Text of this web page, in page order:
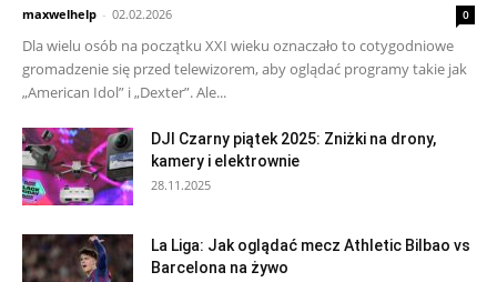
maxwelhelp - 02.02.2026 0
Dla wielu osób na początku XXI wieku oznaczało to cotygodniowe
gromadzenie się przed telewizorem, aby oglądać programy takie jak
„American Idol” i „Dexter”. Ale...
DJI Czarny piątek 2025: Zniżki na drony,
kamery i elektrownie
28.11.2025
La Liga: Jak oglądać mecz Athletic Bilbao vs
Barcelona na żywo